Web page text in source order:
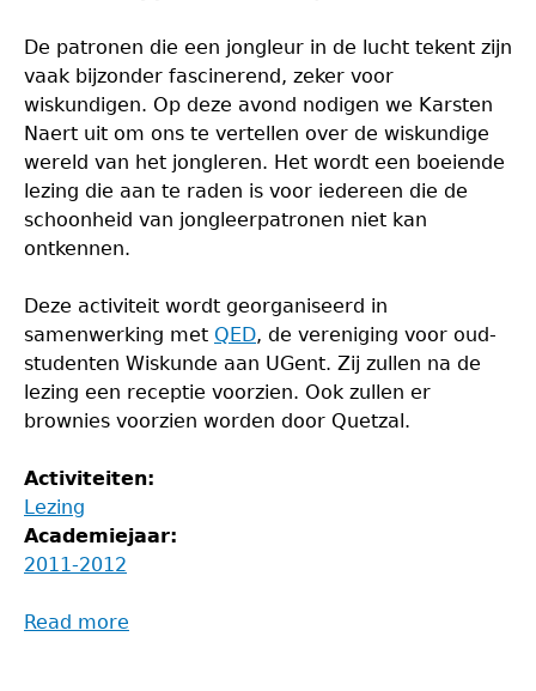
De patronen die een jongleur in de lucht tekent zijn
vaak bijzonder fascinerend, zeker voor
wiskundigen. Op deze avond nodigen we Karsten
Naert uit om ons te vertellen over de wiskundige
wereld van het jongleren. Het wordt een boeiende
lezing die aan te raden is voor iedereen die de
schoonheid van jongleerpatronen niet kan
ontkennen.
Deze activiteit wordt georganiseerd in
samenwerking met QED, de vereniging voor oud-
studenten Wiskunde aan UGent. Zij zullen na de
lezing een receptie voorzien. Ook zullen er
brownies voorzien worden door Quetzal.
Activiteiten:
Lezing
Academiejaar:
2011-2012
Read more